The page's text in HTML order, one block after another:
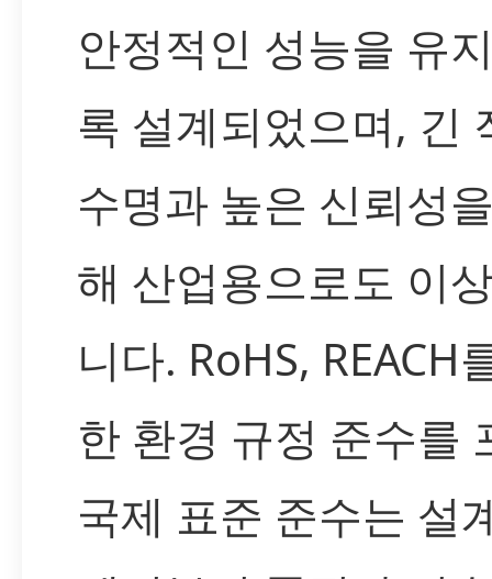
안정적인 성능을 유
록 설계되었으며, 긴
수명과 높은 신뢰성
해 산업용으로도 이
니다. RoHS, REACH
한 환경 규정 준수를
국제 표준 준수는 설